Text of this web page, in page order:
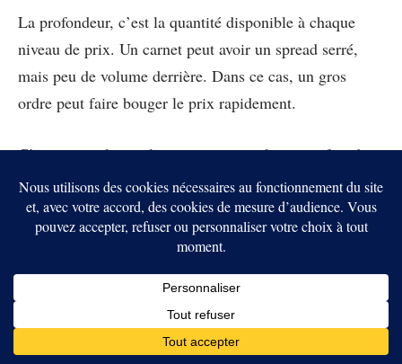
La profondeur, c’est la quantité disponible à chaque
niveau de prix. Un carnet peut avoir un spread serré,
mais peu de volume derrière. Dans ce cas, un gros
ordre peut faire bouger le prix rapidement.
C’est pour cela que les institutions utilisent parfois des
desks OTC. OTC signifie over-the-counter. Ce sont des
transactions négociées directement, en dehors du carnet
public. L’objectif est d’éviter de faire bouger le marché
Pour les petits traders, ce n’est pas toujours nécessaire.
Mais l’idée reste utile. Avant de passer un ordre, il faut